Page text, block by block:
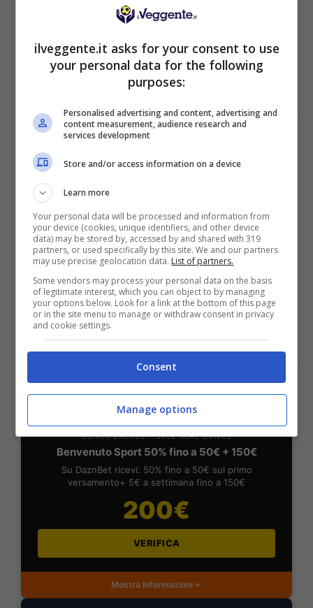
1000€
VERIFICA
Planetwin365: 2050€ per sport e scommesse
Iscrivendoti a PlanetWin365 ricevi: 100% fino a 2000€
in Bonus Scommesse + 100% fino a 50€ in Bonus
Sport
2050€
VERIFICA
DAZNBet
BONUS DAZNBET: 200€ REAL BONUS
Benvenuto Sport 50% fino a 50€ + 150€
Su DaznBet ricevi: 50% fino a 50€ sul primo
versamento+ 5€ a settimana fino a 150€
200€
VERIFICA
Mostra Informazioni
ilveggente.it asks for your consent to use
your personal data for the following
purposes:
Personalised advertising and content, advertising and
content measurement, audience research and
services development
Store and/or access information on a device
Learn more
Your personal data will be processed and information from
your device (cookies, unique identifiers, and other device
data) may be stored by, accessed by and shared with 319
partners, or used specifically by this site. We and our partners
may use precise geolocation data. List of partners.
Some vendors may process your personal data on the basis
of legitimate interest, which you can object to by managing
your options below. Look for a link at the bottom of this page
or in the site menu to manage or withdraw consent in privacy
and cookie settings.
Consent
Manage options